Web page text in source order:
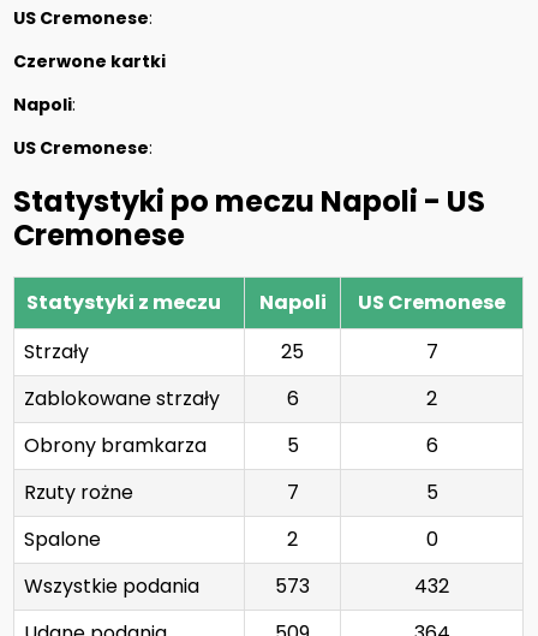
US Cremonese:
Czerwone kartki
Napoli:
US Cremonese:
Statystyki po meczu Napoli - US
Cremonese
Statystyki z meczu Napoli
US Cremonese
Strzały
25
7
Zablokowane strzały
6
2
Obrony bramkarza
5
6
Rzuty rożne
7
5
Spalone
2
0
Wszystkie podania
573
432